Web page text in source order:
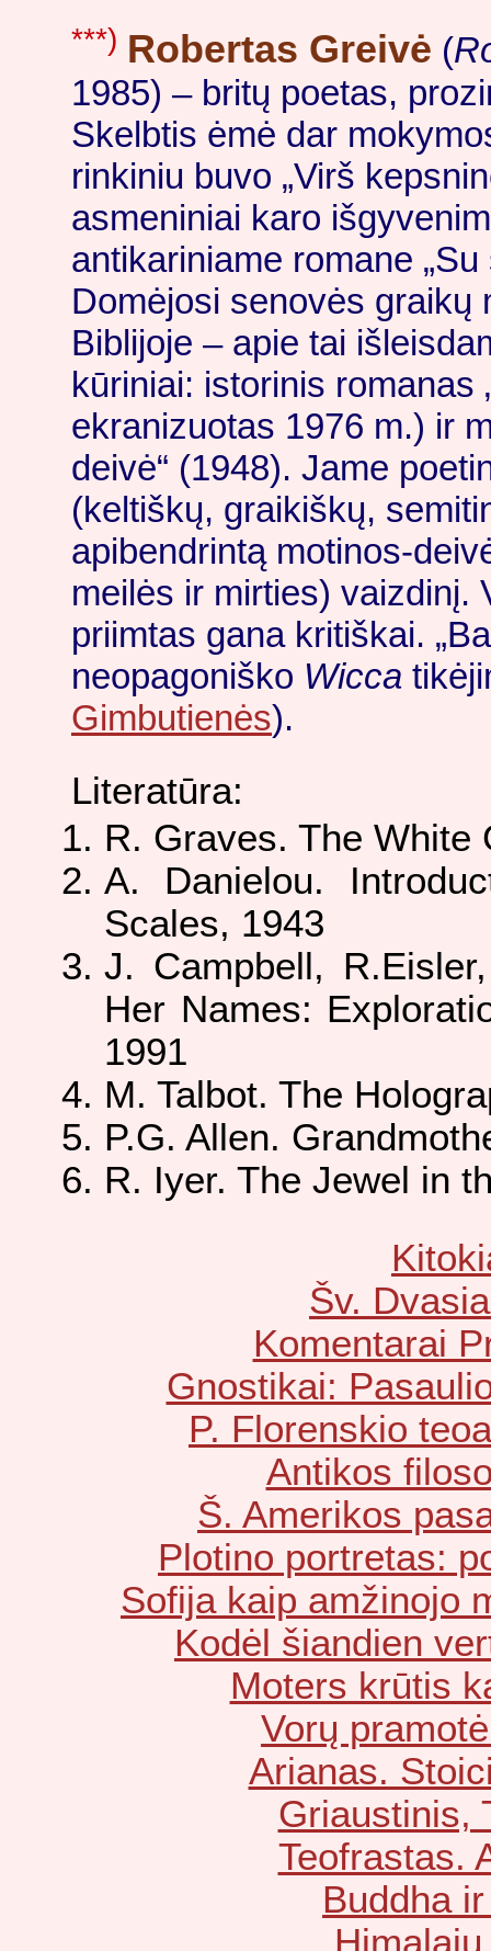
***) Robertas Greivė (
1985) – britų poetas,
Skelbtis ėmė dar
rinkiniu buvo „Virš
asmeniniai karo
antikariniame romane
Domėjosi senovės graikų
Biblijoje – apie tai
kūriniai: istorinis romanas
ekranizuotas 1976 m.) ir
deivė“ (1948). Jame
(keltiškų, graikiškų,
apibendrintą motinos-
meilės ir mirties) vaizdinį.
priimtas gana kritiškai.
neopagoniško Wicca
Gimbutienės).
Literatūra:
R. Graves. The White
A. Danielou.
Scales, 1943
J. Campbell,
Her Names:
1991
M. Talbot. The
P.G. Allen.
R. Iyer. The Jewel in
Šv.
Komentarai
Gnostikai:
P. Florenskio
Antikos
Š. Amerikos
Plotino portretas:
Sofija kaip amžinojo
Kodėl šiandien
Moters krūtis
Vorų
Arianas.
Griaustinis,
Teofrastas.
Buddha